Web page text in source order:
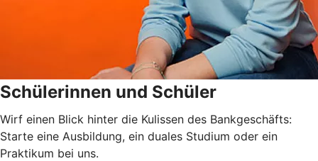
Schülerinnen und Schüler
Wirf einen Blick hinter die Kulissen des Bankgeschäfts:
Starte eine Ausbildung, ein duales Studium oder ein
Praktikum bei uns.